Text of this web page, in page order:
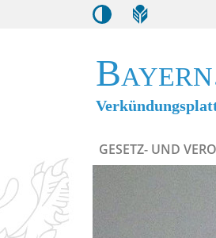
GESETZ- UND